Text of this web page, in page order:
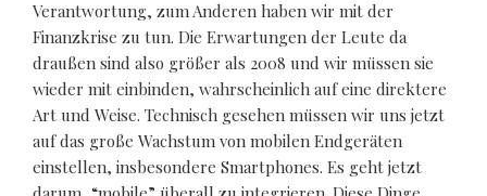
Verantwortung, zum Anderen haben wir mit der
Finanzkrise zu tun. Die Erwartungen der Leute da
draußen sind also größer als 2008 und wir müssen sie
wieder mit einbinden, wahrscheinlich auf eine direktere
Art und Weise. Technisch gesehen müssen wir uns jetzt
auf das große Wachstum von mobilen Endgeräten
einstellen, insbesondere Smartphones. Es geht jetzt